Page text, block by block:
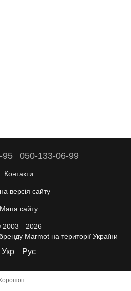
95 050-133-06-99
Контакти
версія сайту
Мапа сайту
2003—2026
Marmot на території України
Укр Рус
Хорошоп